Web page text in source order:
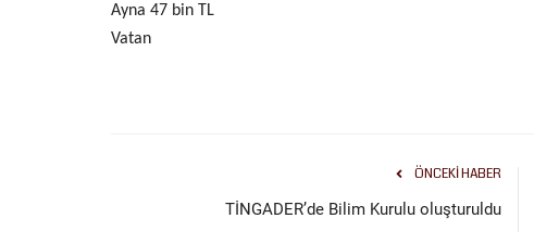
Ayna 47 bin TL
Vatan
ÖNCEKI HABER
TİNGADER’de Bilim Kurulu oluşturuldu